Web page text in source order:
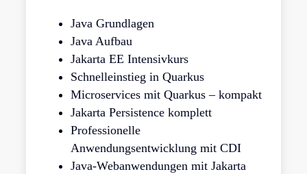
Java Grundlagen
Java Aufbau
Jakarta EE Intensivkurs
Schnelleinstieg in Quarkus
Microservices mit Quarkus – kompakt
Jakarta Persistence komplett
Professionelle
Anwendungsentwicklung mit CDI
Java-Webanwendungen mit Jakarta